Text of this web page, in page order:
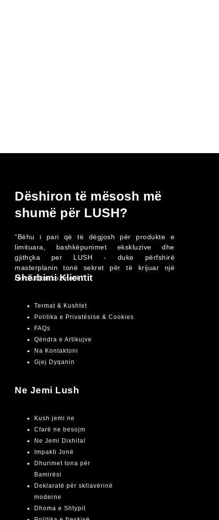
Dëshiron të mësosh më
shumë për LUSH?
“Bëhu i pari që të dëgjosh për produkte e
limituara, bashkëpunimet ekskluzive dhe
gjithçka per LUSH - duke përfshirë
masterplanin tonë sekret për të krijuar një
revolucion kozmetik!”
Shërbimi Klientit
Termat & Kushtet
Politika e Privatësise & Cookies
FAQs
Qëndra e Artikujve
Na Kontaktoni
Gjej Dyqanin
Ne Jemi Lush
Kush jemi ne
Cfarë ne besojm
Ne Jemi Dixhital
Impakti Jonë
Dhurimet tona për
Bamirësi
Deklaratë për skllavërinë
moderne
Dhoma e Shtypit